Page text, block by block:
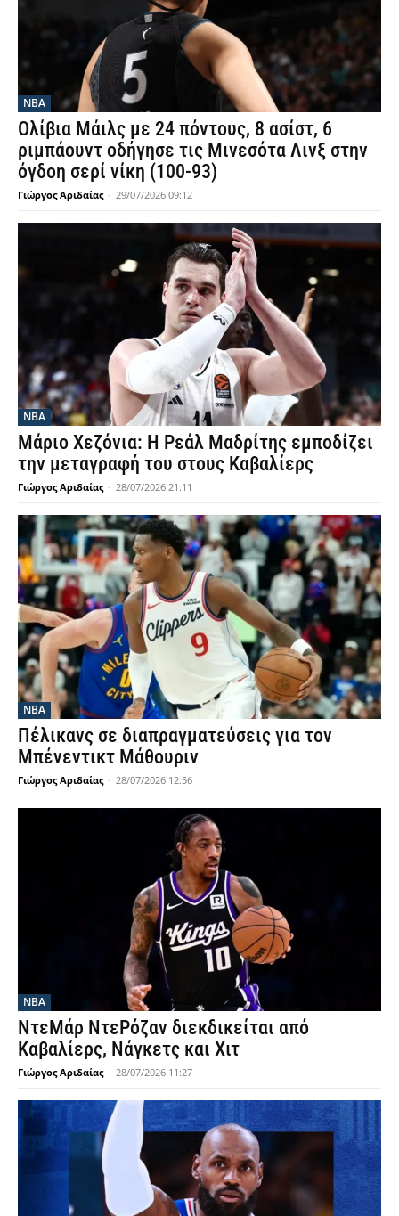
NBA
Ολίβια Μάιλς με 24 πόντους, 8 ασίστ, 6
ριμπάουντ οδήγησε τις Μινεσότα Λινξ στην
όγδοη σερί νίκη (100-93)
Γιώργος Αριδαίας - 29/07/2026 09:12
NBA
Μάριο Χεζόνια: Η Ρεάλ Μαδρίτης εμποδίζει
την μεταγραφή του στους Καβαλίερς
Γιώργος Αριδαίας - 28/07/2026 21:11
NBA
Πέλικανς σε διαπραγματεύσεις για τον
Μπένεντικτ Μάθουριν
Γιώργος Αριδαίας - 28/07/2026 12:56
NBA
ΝτεΜάρ ΝτεΡόζαν διεκδικείται από
Καβαλίερς, Νάγκετς και Χιτ
Γιώργος Αριδαίας - 28/07/2026 11:27